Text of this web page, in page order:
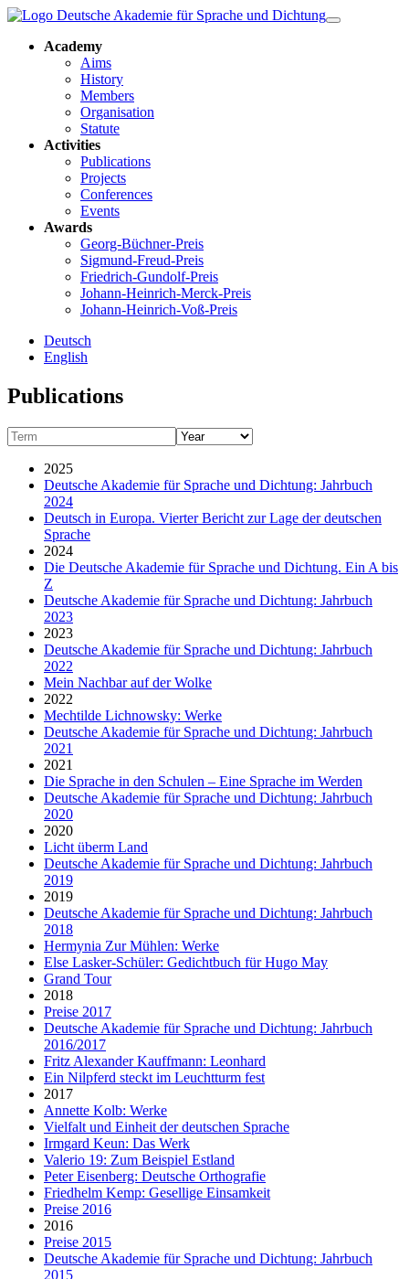
Academy
Aims
History
Members
Organisation
Statute
Activities
Publications
Projects
Conferences
Events
Awards
Georg-Büchner-Preis
Sigmund-Freud-Preis
Friedrich-Gundolf-Preis
Johann-Heinrich-Merck-Preis
Johann-Heinrich-Voß-Preis
Deutsch
English
Publications
2025
Deutsche Akademie für Sprache und Dichtung: Jahrbuch
2024
Deutsch in Europa. Vierter Bericht zur Lage der deutschen
Sprache
2024
Die Deutsche Akademie für Sprache und Dichtung. Ein A bis
Z
Deutsche Akademie für Sprache und Dichtung: Jahrbuch
2023
2023
Deutsche Akademie für Sprache und Dichtung: Jahrbuch
2022
Mein Nachbar auf der Wolke
2022
Mechtilde Lichnowsky: Werke
Deutsche Akademie für Sprache und Dichtung: Jahrbuch
2021
2021
Die Sprache in den Schulen – Eine Sprache im Werden
Deutsche Akademie für Sprache und Dichtung: Jahrbuch
2020
2020
Licht überm Land
Deutsche Akademie für Sprache und Dichtung: Jahrbuch
2019
2019
Deutsche Akademie für Sprache und Dichtung: Jahrbuch
2018
Hermynia Zur Mühlen: Werke
Else Lasker-Schüler: Gedichtbuch für Hugo May
Grand Tour
2018
Preise 2017
Deutsche Akademie für Sprache und Dichtung: Jahrbuch
2016/2017
Fritz Alexander Kauffmann: Leonhard
Ein Nilpferd steckt im Leuchtturm fest
2017
Annette Kolb: Werke
Vielfalt und Einheit der deutschen Sprache
Irmgard Keun: Das Werk
Valerio 19: Zum Beispiel Estland
Peter Eisenberg: Deutsche Orthografie
Friedhelm Kemp: Gesellige Einsamkeit
Preise 2016
2016
Preise 2015
Deutsche Akademie für Sprache und Dichtung: Jahrbuch
2015